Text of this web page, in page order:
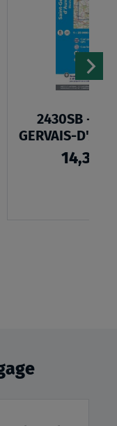
2430SB -
GERVAIS-
14,30 €